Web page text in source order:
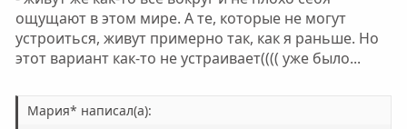
л
о
с
л
о
с
ощущают в этом мире. А те, которые не могут
устроиться, живут примерно так, как я раньше. Но
этот вариант как-то не устраивает(((( уже было...
Mapия* написал(а):